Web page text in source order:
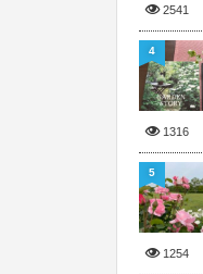
2541
1316
4
1254
5